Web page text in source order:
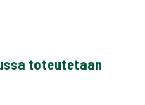
toteutetaan